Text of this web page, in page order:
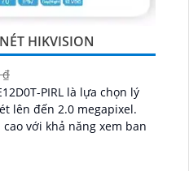
HIKVISION
₫
PIRL là lựa chọn lý
lên đến 2.0 megapixel.
với khả năng xem ban